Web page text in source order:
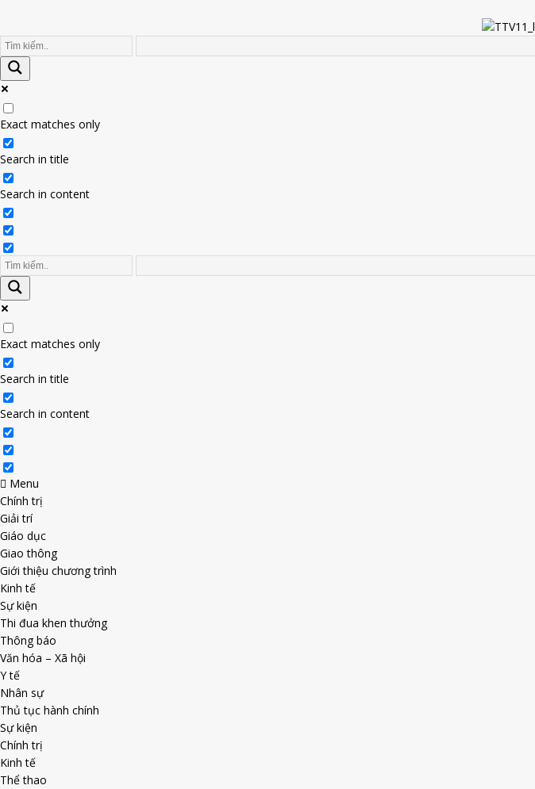
Exact matches only
Search in title
Search in content
Exact matches only
Search in title
Search in content
Menu
Chính trị
Giải trí
Giáo dục
Giao thông
Giới thiệu chương trình
Kinh tế
Sự kiện
Thi đua khen thưởng
Thông báo
Văn hóa – Xã hội
Y tế
Nhân sự
Thủ tục hành chính
Sự kiện
Chính trị
Kinh tế
Thể thao